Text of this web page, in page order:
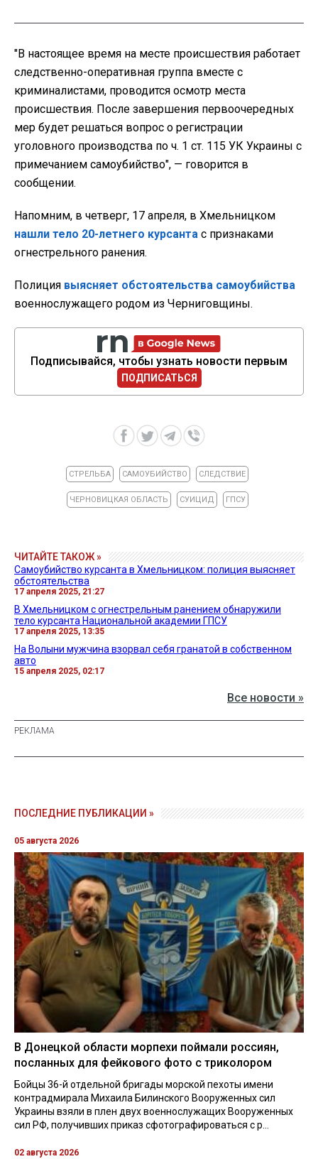
"В настоящее время на месте происшествия работает
следственно-оперативная группа вместе с
криминалистами, проводится осмотр места
происшествия. После завершения первоочередных
мер будет решаться вопрос о регистрации
уголовного производства по ч. 1 ст. 115 УК Украины с
примечанием самоубийство", — говорится в
сообщении.
Напомним, в четверг, 17 апреля, в Хмельницком
нашли тело 20-летнего курсанта с признаками
огнестрельного ранения.
Полиция выясняет обстоятельства самоубийства
военнослужащего родом из Черниговщины.
Подписывайся, чтобы узнать новости первым
ПОДПИСАТЬСЯ
СТРЕЛЬБА САМОУБИЙСТВО СЛЕДСТВИЕ
ЧЕРНОВИЦКАЯ ОБЛАСТЬ СУИЦИД ГПСУ
ЧИТАЙТЕ ТАКОЖ »
Самоубийство курсанта в Хмельницком: полиция выясняет
обстоятельства
17 апреля 2025, 21:27
В Хмельницком с огнестрельным ранением обнаружили
тело курсанта Национальной академии ГПСУ
17 апреля 2025, 13:35
На Волыни мужчина взорвал себя гранатой в собственном
авто
15 апреля 2025, 02:17
Все новости »
ПОСЛЕДНИЕ ПУБЛИКАЦИИ »
05 августа 2026
В Донецкой области морпехи поймали россиян,
посланных для фейкового фото с триколором
Бойцы 36-й отдельной бригады морской пехоты имени
контрадмирала Михаила Билинского Вооруженных сил
Украины взяли в плен двух военнослужащих Вооруженных
сил РФ, получивших приказ сфотографироваться с р...
02 августа 2026